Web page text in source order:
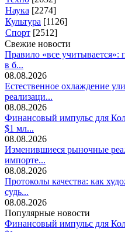
Наука [2274]
Культура [1126]
Спорт [2512]
Свежие новости
Правило «все учитывается»:
в б...
08.08.2026
Естественное охлаждение
реализаци...
08.08.2026
Финансовый импульс для
$1 мл...
08.08.2026
Изменившиеся рыночные
импорте...
08.08.2026
Протоколы качества: как
судь...
08.08.2026
Популярные новости
Финансовый импульс для